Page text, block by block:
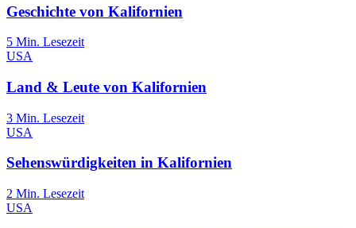
Geschichte von Kalifornien
5 Min. Lesezeit
USA
Land & Leute von Kalifornien
3 Min. Lesezeit
USA
Sehenswürdigkeiten in Kalifornien
2 Min. Lesezeit
USA